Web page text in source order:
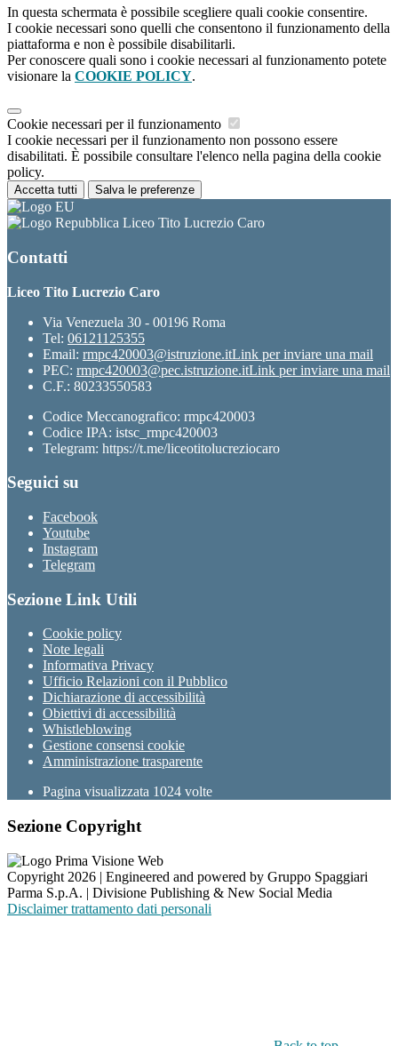
In questa schermata è possibile scegliere quali cookie consentire.
I cookie necessari sono quelli che consentono il funzionamento della
piattaforma e non è possibile disabilitarli.
Per conoscere quali sono i cookie necessari al funzionamento potete
visionare la COOKIE POLICY.
Cookie necessari per il funzionamento
I cookie necessari per il funzionamento non possono essere
disabilitati. È possibile consultare l'elenco nella pagina della cookie
policy.
Accetta tutti Salva le preferenze
Liceo Tito Lucrezio Caro
Contatti
Liceo Tito Lucrezio Caro
Via Venezuela 30 - 00196 Roma
Tel: 06121125355
Email: rmpc420003@istruzione.itLink per inviare una mail
PEC: rmpc420003@pec.istruzione.itLink per inviare una mail
C.F.: 80233550583
Codice Meccanografico: rmpc420003
Codice IPA: istsc_rmpc420003
Telegram: https://t.me/liceotitolucreziocaro
Seguici su
Facebook
Youtube
Instagram
Telegram
Sezione Link Utili
Cookie policy
Note legali
Informativa Privacy
Ufficio Relazioni con il Pubblico
Dichiarazione di accessibilità
Obiettivi di accessibilità
Whistleblowing
Gestione consensi cookie
Amministrazione trasparente
Pagina visualizzata 1024 volte
Sezione Copyright
Copyright 2026 | Engineered and powered by Gruppo Spaggiari
Parma S.p.A. | Divisione Publishing & New Social Media
Disclaimer trattamento dati personali